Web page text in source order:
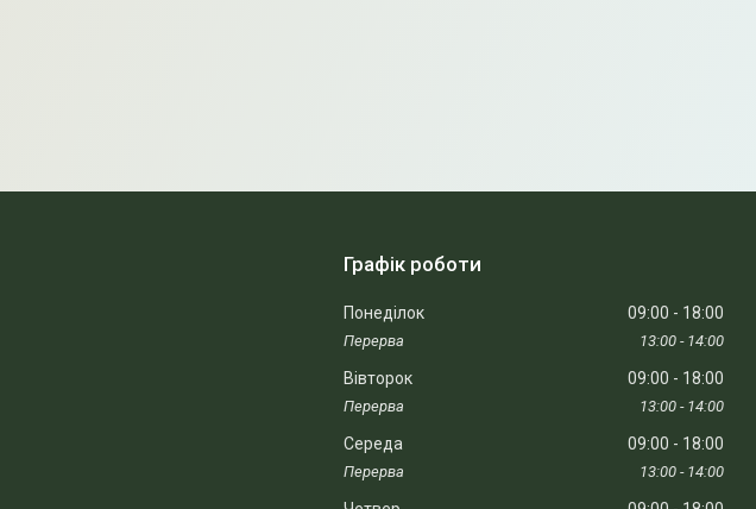
Графік роботи
Понеділок 09:00 18:00
13:00 14:00
Вівторок 09:00 18:00
13:00 14:00
Середа 09:00 18:00
13:00 14:00